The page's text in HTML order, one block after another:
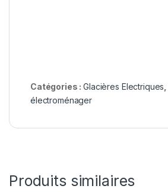
Catégories :Glacières Electriques
électroménager
Produits similaires